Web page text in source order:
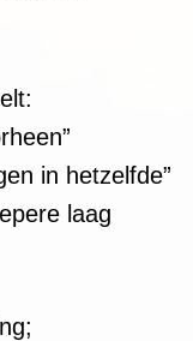
in hetzelfde”
laag